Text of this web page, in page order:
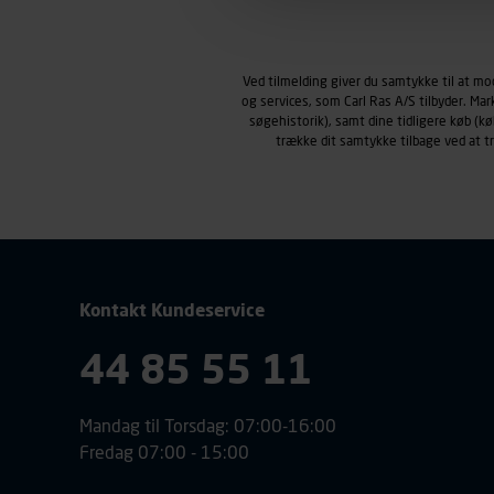
personoplysninger om
klikkes på, sider/indhold
smartphone mv.) samt de
Ved tilmelding giver du samtykke til at
og services, som Carl Ras A/S tilbyder.
søgehistorik), samt dine tidligere køb
trække dit samtykke tilbage ved at
Kontakt Kundeservice
44 85 55 11
Mandag til Torsdag: 07:00-16:00
Fredag 07:00 - 15:00